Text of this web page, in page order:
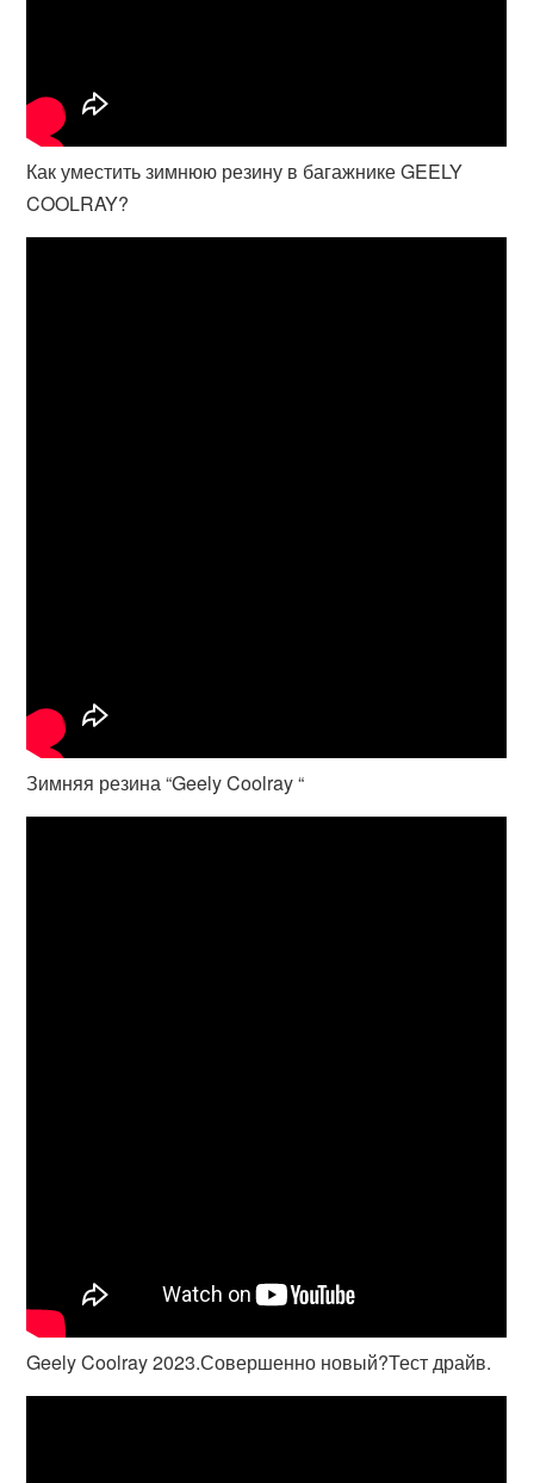
Как уместить зимнюю резину в багажнике GEELY
COOLRAY?
Зимняя резина “Geely Coolray “
Geely Coolray 2023.Совершенно новый?Тест драйв.